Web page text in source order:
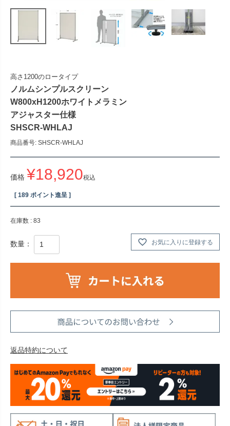
高さ1200のロータイプ
ノルムシンプルスクリーン
W800xH1200ホワイトメラミン
アジャスター仕様
SHSCR-WHLAJ
商品番号 SHSCR-WHLAJ
価格 ¥18,920税込
[ 189 ポイント進呈 ]
在庫数 83
お気に入りに登録する
返品特約について